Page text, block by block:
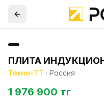
ПЛИТА
Техно-ТТ · Россия
1 976 900 тг